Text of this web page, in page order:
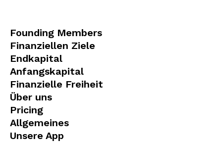
Founding Members
Finanziellen Ziele
Endkapital
Anfangskapital
Finanzielle Freiheit
Über uns
Pricing
Allgemeines
Unsere App